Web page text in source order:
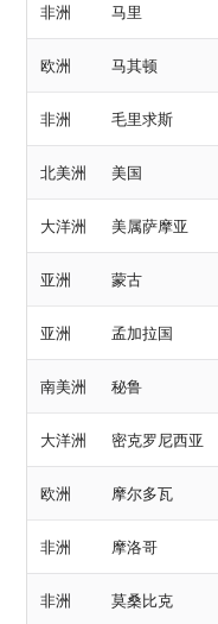
非洲 马里
欧洲 马其顿
非洲 毛里求斯
北美洲 美国
大洋洲 美属萨摩亚
亚洲 蒙古
亚洲 孟加拉国
南美洲 秘鲁
大洋洲 密克罗尼西亚
欧洲 摩尔多瓦
非洲 摩洛哥
非洲 莫桑比克